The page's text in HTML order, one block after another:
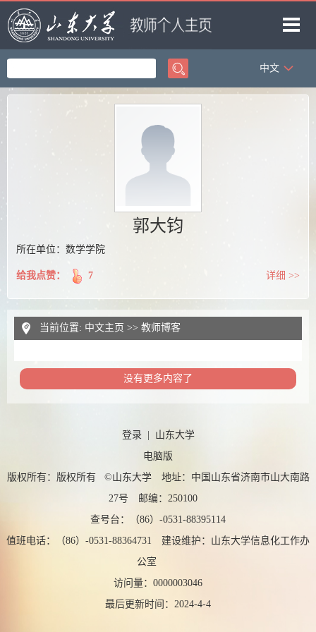
首页
教师博客
中文
郭大钧
所在单位：数学学院
给我点赞： 7 详细 >>
当前位置: 中文主页 >> 教师博客
没有更多内容了
登录| 山东大学
电脑版
版权所有：版权所有 ©山东大学 地址：中国山东省济南市山大南路
27号 邮编：250100
查号台：（86）-0531-88395114
值班电话：（86）-0531-88364731 建设维护：山东大学信息化工作办
公室
访问量： 0000003046
最后更新时间： 2024-4-4